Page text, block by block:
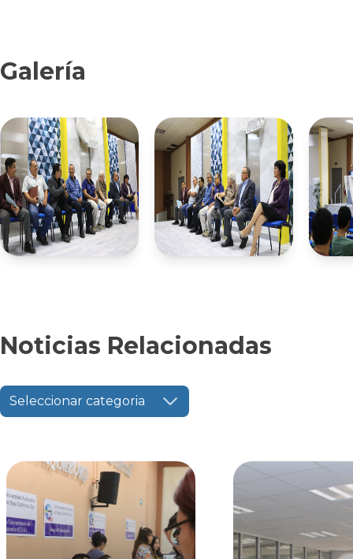
Galería
Noticias Relacionadas
Seleccionar categoria